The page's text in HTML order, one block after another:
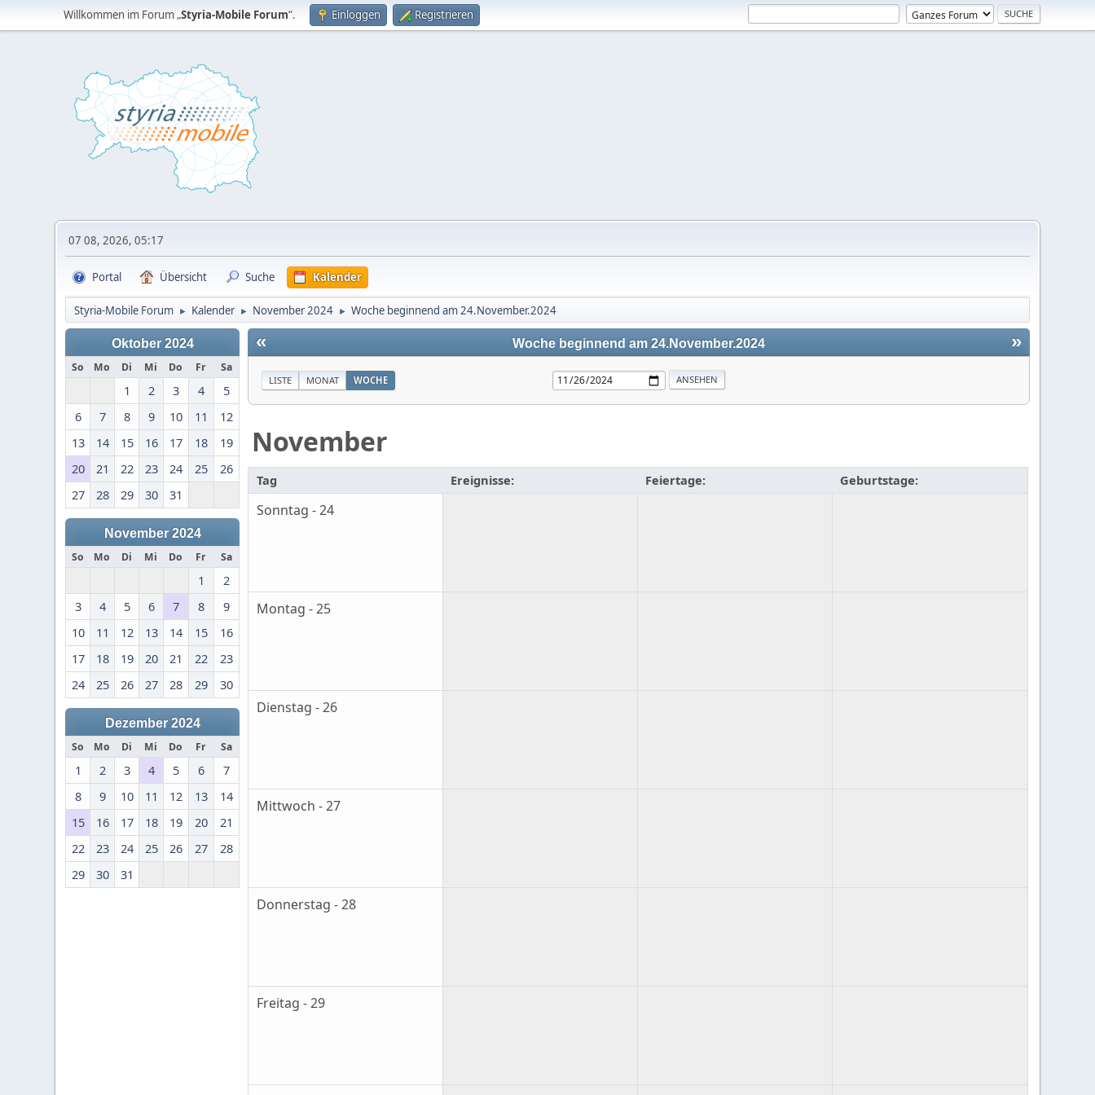
Willkommen im Forum „Styria-Mobile Forum“. Einloggen Registrieren
07 08, 2026, 05:17
Portal Übersicht Suche Kalender
Styria-Mobile Forum ► Kalender ► November 2024 ► Woche beginnend am 24.November.2024
Oktober 2024
So Mo Di Mi Do Fr Sa
1 2 3 4
5
6
7 8 9 10 11
12
13
14 15 16 17 18
19
20
21 22 23 24 25
26
27
28 29 30 31
November 2024
So Mo Di Mi Do Fr Sa
1
2
3
4 5 6 7 8
9
10
11 12 13 14 15
16
17
18 19 20 21 22
23
24
25 26 27 28 29 30
Dezember 2024
So Mo Di Mi Do Fr Sa
1 2 3 4 5 6
7
8
9 10 11 12 13
14
15
16 17 18 19 20
21
22
23 24 25 26 27
28
29
30 31
« »
Woche beginnend am 24.November.2024
LISTE MONAT WOCHE
November
Tag Ereignisse: Feiertage: Geburtstage:
Sonntag - 24
Montag - 25
Dienstag - 26
Mittwoch - 27
Donnerstag - 28
Freitag - 29